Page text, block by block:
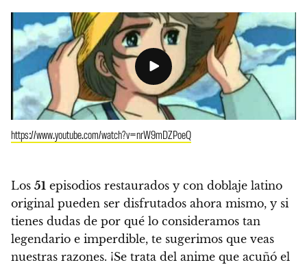
https://www.youtube.com/watch?v=nrW9mDZPoeQ
Los 51 episodios restaurados y con doblaje latino
original pueden ser disfrutados ahora mismo, y si
tienes dudas de por qué lo consideramos tan
legendario e imperdible, te sugerimos que veas
nuestras razones. ¡Se trata del anime que acuñó el